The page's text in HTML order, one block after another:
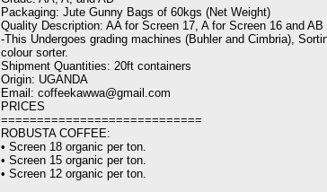
Packaging: Jute Gunny Bags of 60kgs (Net Weight)
Quality Description: AA for Screen 17, A for Screen 16 and AB
-This Undergoes grading machines (Buhler and Cimbria),
colour sorter.
Shipment Quantities: 20ft containers
Origin: UGANDA
Email: coffeekawwa@gmail.com
PRICES
============================
ROBUSTA COFFEE:
•⁠ ⁠Screen 18 organic per ton.
•⁠ ⁠Screen 15 organic per ton.
•⁠ ⁠Screen 12 organic per ton.